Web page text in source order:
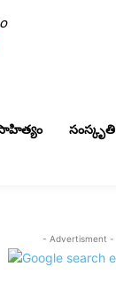
సంస్కృతి
- Advertisment -